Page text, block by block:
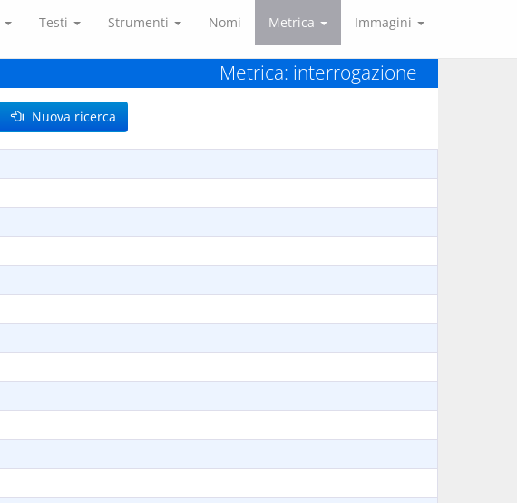
Testi Strumenti Nomi Metrica Immagini
Metrica: interrogazione
Nuova ricerca